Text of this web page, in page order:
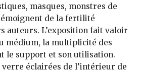
masques, monstres de
de la fertilité
auteurs. L’exposition fait valoir
médium, la multiplicité des
le support et son utilisation.
éclairées de l’intérieur de